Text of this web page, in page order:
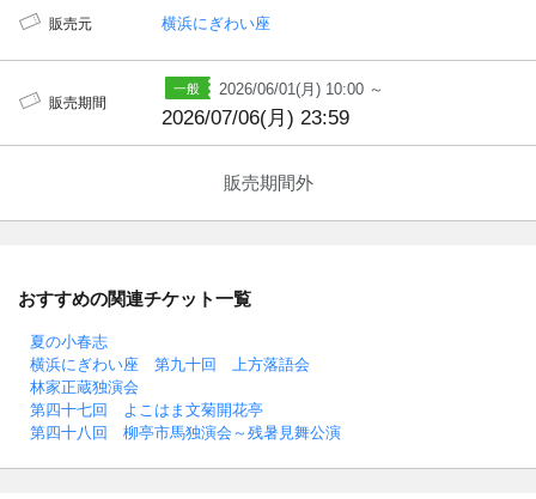
販売元 横浜にぎわい座
販売期間
2026/06/01(月) 10:00 ～
2026/07/06(月) 23:59
販売期間外
おすすめの関連チケット一覧
夏の小春志
横浜にぎわい座 第九十回 上方落語会
林家正蔵独演会
第四十七回 よこはま文菊開花亭
第四十八回 柳亭市馬独演会～残暑見舞公演